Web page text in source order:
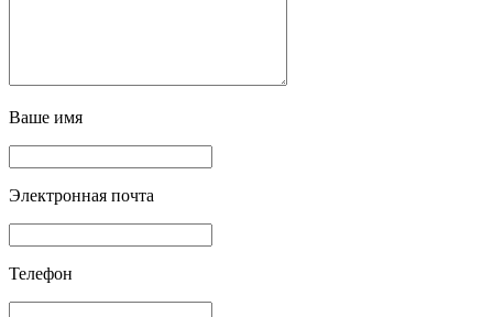
Ваше имя
Электронная почта
Телефон